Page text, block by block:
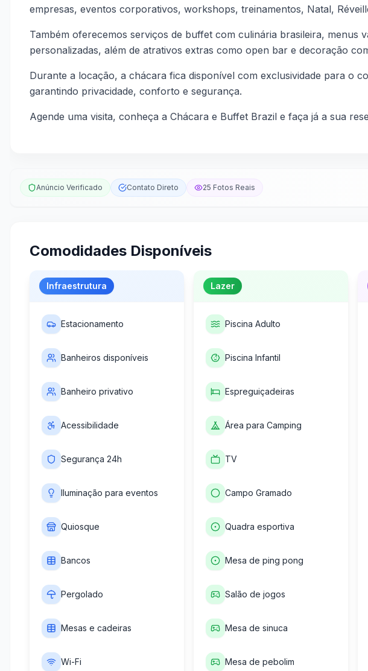
empresas, eventos corporativos, workshops, treinamentos, Natal,
Também oferecemos serviços de buffet com culinária brasileira, menus
personalizadas, além de atrativos extras como open bar e decoração
Durante a locação, a chácara fica disponível com exclusividade para o
garantindo privacidade, conforto e segurança.
Agende uma visita, conheça a Chácara e Buffet Brazil e faça já a sua
Anúncio Verificado Contato Direto 25 Fotos Reais
Comodidades Disponíveis
Infraestrutura
Estacionamento
Banheiros disponíveis
Banheiro privativo
Acessibilidade
Segurança 24h
Iluminação para eventos
Quiosque
Bancos
Pergolado
Mesas e cadeiras
Wi-Fi
Lazer
Piscina Adulto
Piscina Infantil
Espreguiçadeiras
Área para Camping
TV
Campo Gramado
Quadra esportiva
Mesa de ping pong
Salão de jogos
Mesa de sinuca
Mesa de pebolim